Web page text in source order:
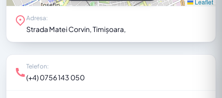
Leaflet
Adresa:
Strada Matei Corvin, Timișoara,
Telefon:
(+4) 0756 143 050